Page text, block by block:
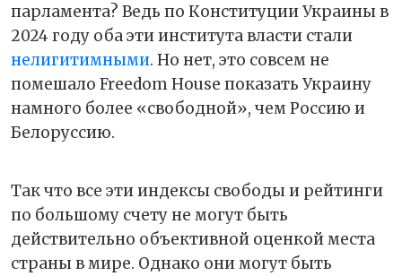
парламента? Ведь по Конституции Украины в
2024 году оба эти института власти стали
нелигитимными. Но нет, это совсем не
помешало Freedom House показать Украину
намного более «свободной», чем Россию и
Белоруссию.
Так что все эти индексы свободы и рейтинги
по большому счету не могут быть
действительно объективной оценкой места
страны в мире. Однако они могут быть